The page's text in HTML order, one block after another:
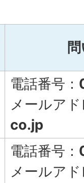
電話番号：
メールア
co.jp
電話番号：
メールア